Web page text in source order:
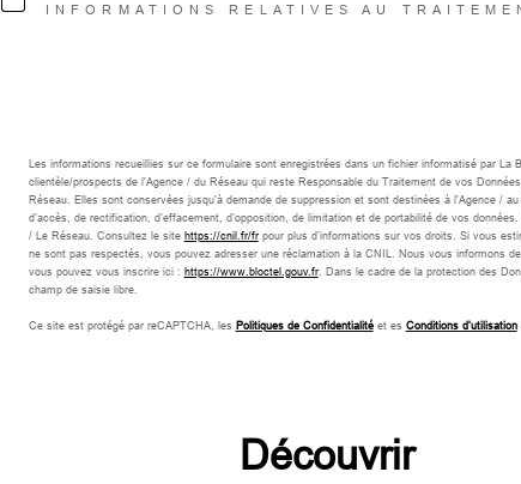
INFORMATIONS RELATIVES AU
Les informations recueillies sur ce formulaire sont enregistrées dans un fichier informatisé par
clientèle/prospects de l'Agence / du Réseau qui reste Responsable du Traitement de vos
Réseau. Elles sont conservées jusqu'à demande de suppression et sont destinées à l'Agence /
d’accès, de rectification, d’effacement, d’opposition, de limitation et de portabilité de vos
/ Le Réseau. Consultez le site https://cnil.fr/frpour plus d’informations sur vos droits. Si vous
ne sont pas respectés, vous pouvez adresser une réclamation à la CNIL. Nous vous informons
vous pouvez vous inscrire ici : https://www.bloctel.gouv.fr. Dans le cadre de la protection des
champ de saisie libre.
Ce site est protégé par reCAPTCHA, les Politiques de Confidentialitéet es Conditions d'utilisation
découvrir